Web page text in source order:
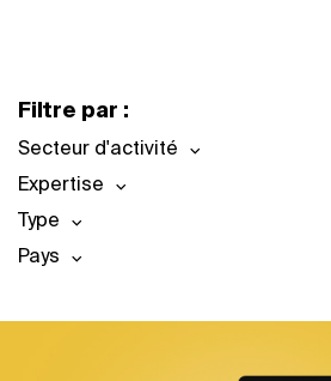
Filtre par :
Secteur d'activité
Expertise
Type
Pays